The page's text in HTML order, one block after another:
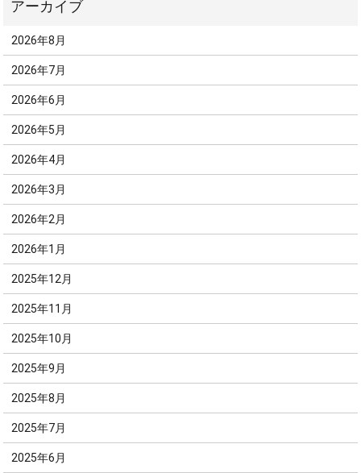
2026年8月
2026年7月
2026年6月
2026年5月
2026年4月
2026年3月
2026年2月
2026年1月
2025年12月
2025年11月
2025年10月
2025年9月
2025年8月
2025年7月
2025年6月